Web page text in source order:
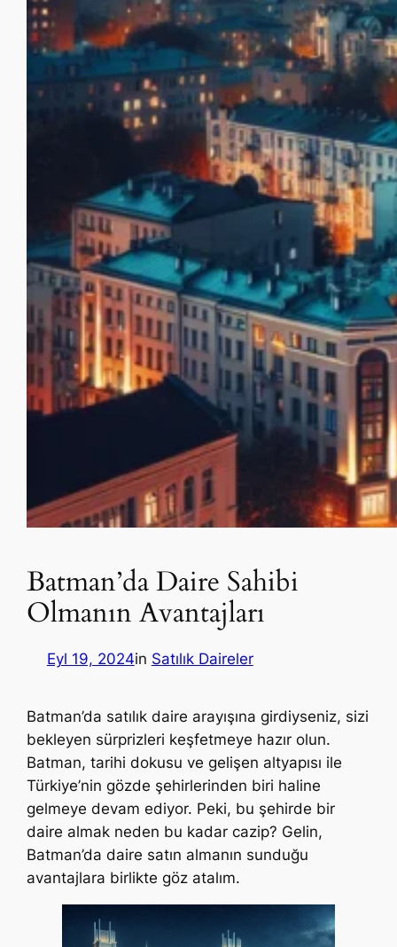
Batman’da Daire Sahibi
Olmanın Avantajları
Eyl 19, 2024in Satılık Daireler
Batman’da satılık daire arayışına girdiyseniz, sizi
bekleyen sürprizleri keşfetmeye hazır olun.
Batman, tarihi dokusu ve gelişen altyapısı ile
Türkiye’nin gözde şehirlerinden biri haline
gelmeye devam ediyor. Peki, bu şehirde bir
daire almak neden bu kadar cazip? Gelin,
Batman’da daire satın almanın sunduğu
avantajlara birlikte göz atalım.